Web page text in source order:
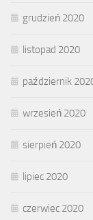
grudzień 2020
listopad 2020
październik
wrzesień 2020
sierpień 2020
lipiec 2020
czerwiec 2020